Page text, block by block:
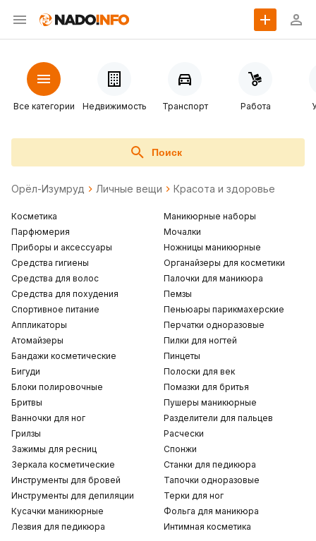
Все категории Недвижимость Транспорт Работа
Поиск
Орёл-Изумруд Личные вещи Красота и здоровье
Косметика
Парфюмерия
Приборы и аксессуары
Средства гигиены
Средства для волос
Средства для похудения
Спортивное питание
Аппликаторы
Атомайзеры
Бандажи косметические
Бигуди
Блоки полировочные
Бритвы
Ванночки для ног
Грилзы
Зажимы для ресниц
Зеркала косметические
Инструменты для бровей
Инструменты для депиляции
Кусачки маникюрные
Лезвия для педикюра
Маникюрные наборы
Мочалки
Ножницы маникюрные
Органайзеры для косметики
Палочки для маникюра
Пемзы
Пеньюары парикмахерские
Перчатки одноразовые
Пилки для ногтей
Пинцеты
Полоски для век
Помазки для бритья
Пушеры маникюрные
Разделители для пальцев
Расчески
Спонжи
Станки для педикюра
Тапочки одноразовые
Терки для ног
Фольга для маникюра
Интимная косметика